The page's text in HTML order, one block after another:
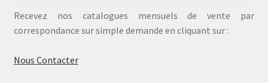
Recevez nos catalogues mensuels de vente par
correspondance sur simple demande en cliquant sur :
Nous Contacter